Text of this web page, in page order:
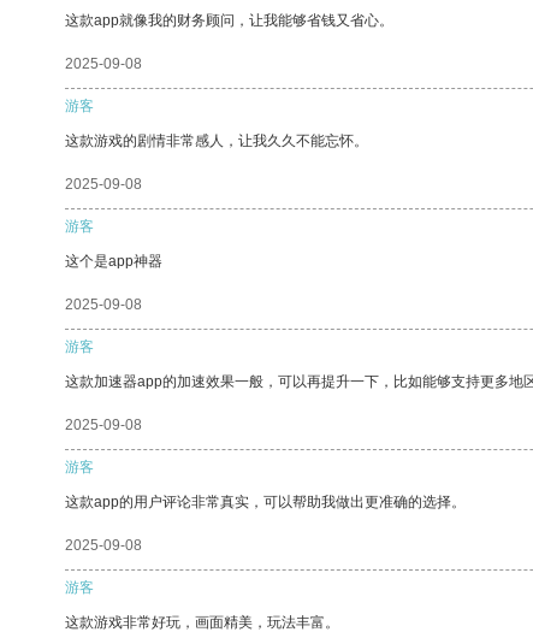
这款app就像我的财务顾问，让我能够省钱又省心。
2025-09-08
游客
这款游戏的剧情非常感人，让我久久不能忘怀。
2025-09-08
游客
这个是app神器
2025-09-08
游客
这款加速器app的加速效果一般，可以再提升一下，比如能够支持更多地
2025-09-08
游客
这款app的用户评论非常真实，可以帮助我做出更准确的选择。
2025-09-08
游客
这款游戏非常好玩，画面精美，玩法丰富。